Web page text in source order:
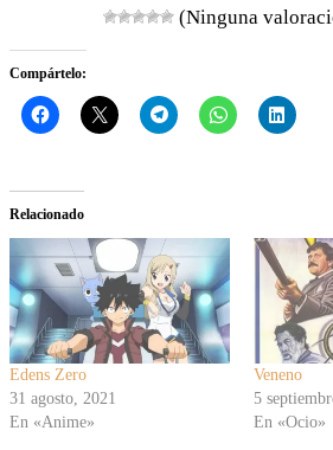
(Ninguna
Compártelo:
Relacionado
Edens Zero
31 agosto, 2021
En «Anime»
Veneno
5
En «Ocio»